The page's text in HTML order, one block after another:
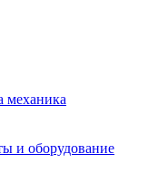
механика
и оборудование